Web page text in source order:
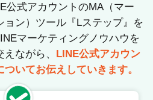
公式アカウントのMA（マー
ン）ツール『Lステップ』を
マーケティングノウハウを
ながら、 LINE公式アカウン
ついてお伝えしていきます。